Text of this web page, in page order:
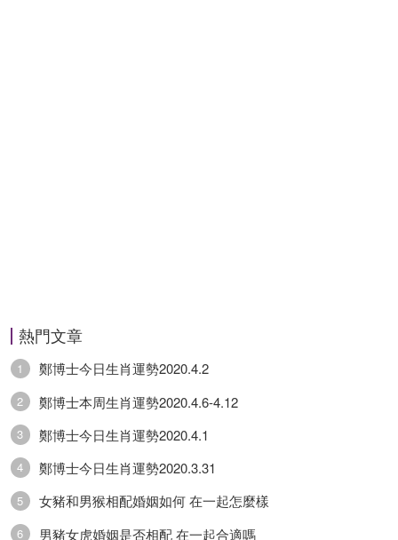
熱門文章
1 鄭博士今日生肖運勢2020.4.2
2 鄭博士本周生肖運勢2020.4.6-4.12
3 鄭博士今日生肖運勢2020.4.1
4 鄭博士今日生肖運勢2020.3.31
5 女豬和男猴相配婚姻如何 在一起怎麼樣
6 男豬女虎婚姻是否相配 在一起合適嗎